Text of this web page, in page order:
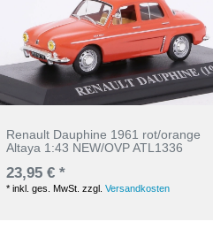
Renault Dauphine 1961 rot/orange
Altaya 1:43 NEW/OVP ATL1336
23,95 € *
*inkl. ges. MwSt. zzgl.Versandkosten